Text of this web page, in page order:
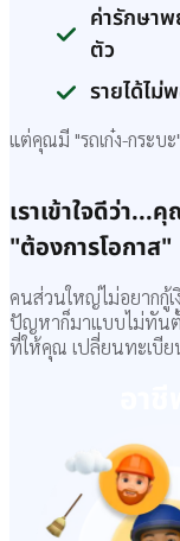
ค่ารักษา
ตัว
รายได้ไม่
แต่คุณมี "รถเก๋ง-กระบ
เราเข้าใจดีว่า
"ต้องการโอกาส"
คนส่วนใหญ่ไม่อยากกู้
ปัญหาก็มาแบบไม่ทันตั้
ที่ให้คุณ เปลี่ยนทะเบีย